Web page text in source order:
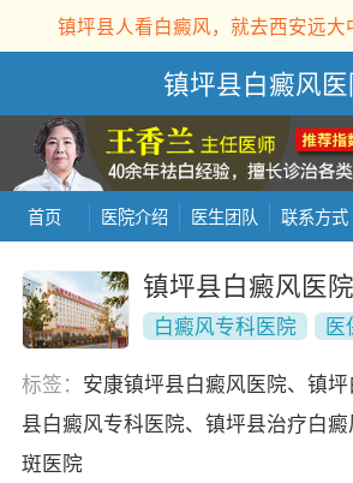
镇坪县人看白癜风，就去西安远大
镇坪县白癜风
首页 医院介绍 医生团队 联系方式
镇坪县白癜风医院
白癜风专科医院
医
标签： 安康镇坪县白癜风医院、镇
县白癜风专科医院、镇坪县治疗白
斑医院